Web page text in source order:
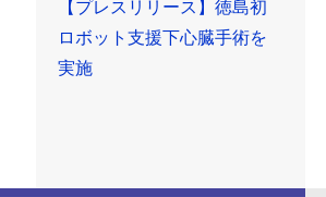
【プレスリリース】徳島初
ロボット支援下心臓手術を
実施